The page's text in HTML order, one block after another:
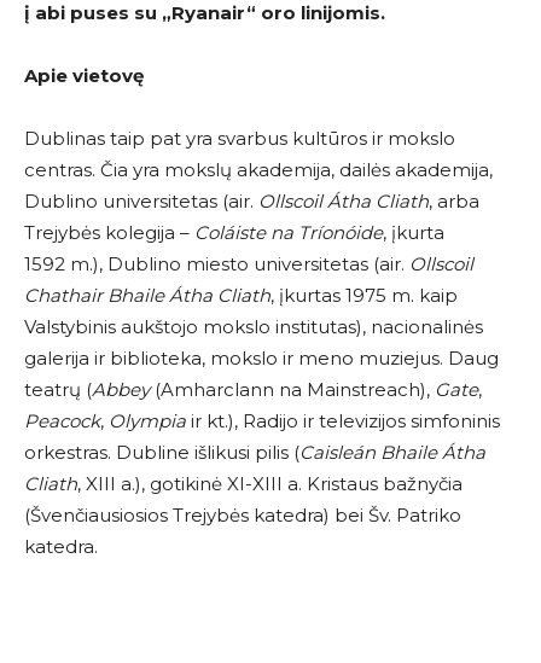
į abi puses su „Ryanair“ oro linijomis.
Apie vietovę
Dublinas taip pat yra svarbus kultūros ir mokslo
centras. Čia yra mokslų akademija, dailės akademija,
Dublino universitetas (air. Ollscoil Átha Cliath, arba
Trejybės kolegija – Coláiste na Tríonóide, įkurta
1592 m.), Dublino miesto universitetas (air. Ollscoil
Chathair Bhaile Átha Cliath, įkurtas 1975 m. kaip
Valstybinis aukštojo mokslo institutas), nacionalinės
galerija ir biblioteka, mokslo ir meno muziejus. Daug
teatrų (Abbey(Amharclann na Mainstreach), Gate,
Peacock, Olympia ir kt.), Radijo ir televizijos simfoninis
orkestras. Dubline išlikusi pilis (Caisleán Bhaile Átha
Cliath, XIII a.), gotikinė XI-XIII a. Kristaus bažnyčia
(Švenčiausiosios Trejybės katedra) bei Šv. Patriko
katedra.